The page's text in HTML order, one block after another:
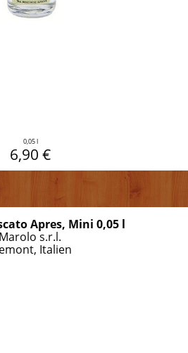
0,05 l
6,90 €
Apres, Mini 0,05 l
Marolo s.r.l.
Italien